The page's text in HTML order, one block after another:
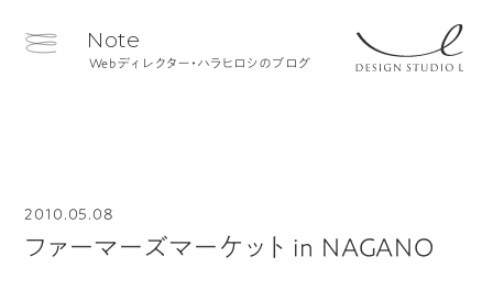
Note
Webディレクター・ハラヒロシのブログ
2010.05.08
ファーマーズマーケット in NAGANO